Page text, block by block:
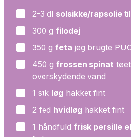
▢
2-3 dl solsikke/rapsolie
▢
300 g filodej
▢
350 g feta jeg brugte
▢
450 g frossen spinat
overskydende vand
▢
1 stk løg hakket fint
▢
2 fed hvidløg hakket fint
▢
1 håndfuld frisk persille